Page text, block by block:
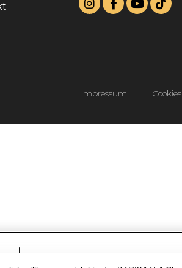
Impressum Cookies